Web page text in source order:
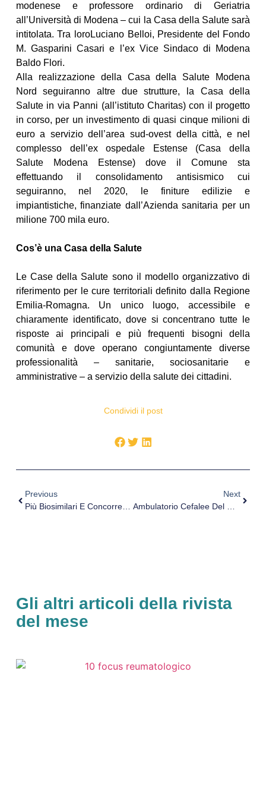
modenese e professore ordinario di Geriatria
all’Università di Modena – cui la Casa della Salute sarà
intitolata. Tra loroLuciano Belloi, Presidente del Fondo
M. Gasparini Casari e l’ex Vice Sindaco di Modena
Baldo Flori.
Alla realizzazione della Casa della Salute Modena
Nord seguiranno altre due strutture, la Casa della
Salute in via Panni (all’istituto Charitas) con il progetto
in corso, per un investimento di quasi cinque milioni di
euro a servizio dell’area sud-ovest della città, e nel
complesso dell’ex ospedale Estense (Casa della
Salute Modena Estense) dove il Comune sta
effettuando il consolidamento antisismico cui
seguiranno, nel 2020, le finiture edilizie e
impiantistiche, finanziate dall’Azienda sanitaria per un
milione 700 mila euro.
Cos’è una Casa della Salute
Le Case della Salute sono il modello organizzativo di
riferimento per le cure territoriali definito dalla Regione
Emilia-Romagna. Un unico luogo, accessibile e
chiaramente identificato, dove si concentrano tutte le
risposte ai principali e più frequenti bisogni della
comunità e dove operano congiuntamente diverse
professionalità – sanitarie, sociosanitarie e
amministrative – a servizio della salute dei cittadini.
Condividi il post
Previous
Più Biosimilari E Concorrenza Per Migliorare La Spesa Farmaceutica. Intervista Al Prof. Giorgio L. Colombo
Next
Ambulatorio Cefalee Del Misericordia, Arriva L’accreditamento Da Parte Della Società Italiana Per Lo Studio Delle Cefalee
Gli altri articoli della rivista
del mese